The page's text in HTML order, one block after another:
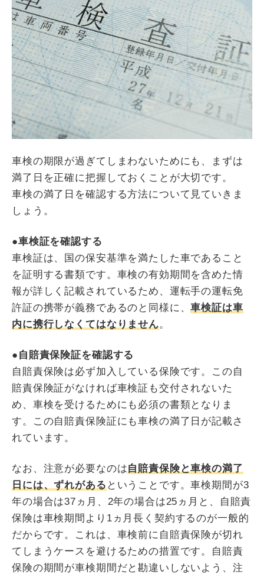
車検の期限が過ぎてしまわないためにも、まずは
満了日を正確に把握しておくことが大切です。
車検の満了日を確認する方法について見ていきま
しょう。
●車検証を確認する
車検証は、国の保安基準を満たした車であること
を証明する書類です。車検の有効期間を含めた情
報が詳しく記載されているため、運転手の運転免
許証の携帯が義務であるのと同様に、車検証は車
内に携行しなくてはなりません。
●自賠責保険証を確認する
自賠責保険は必ず加入している保険です。この自
賠責保険証がなければ車検証も交付されないた
め、車検を受けるためにも必須の書類となりま
す。この自賠責保険証にも車検の満了日が記載さ
れています。
なお、注意が必要なのは自賠責保険と車検の満了
日には、ずれがある ということです。車検期間が3
年の場合は37ヵ月、2年の場合は25ヵ月と、自賠責
保険は車検期間より1ヵ月長く契約するのが一般的
だからです。これは、車検前に自賠責保険が切れ
てしまうケースを避けるための措置です。自賠責
保険の期間が車検期間だと勘違いしないよう、注